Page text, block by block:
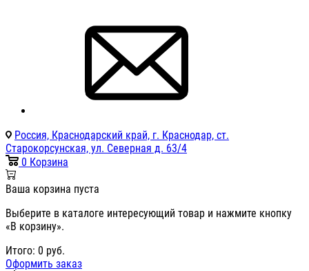
Россия, Краснодарский край, г. Краснодар, ст.
Старокорсунская, ул. Северная д. 63/4
0 Корзина
Ваша корзина пуста
Выберите в каталоге интересующий товар и нажмите кнопку
«В корзину».
Итого: 0 руб.
Оформить заказ